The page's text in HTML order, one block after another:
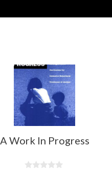
A Work In Progress